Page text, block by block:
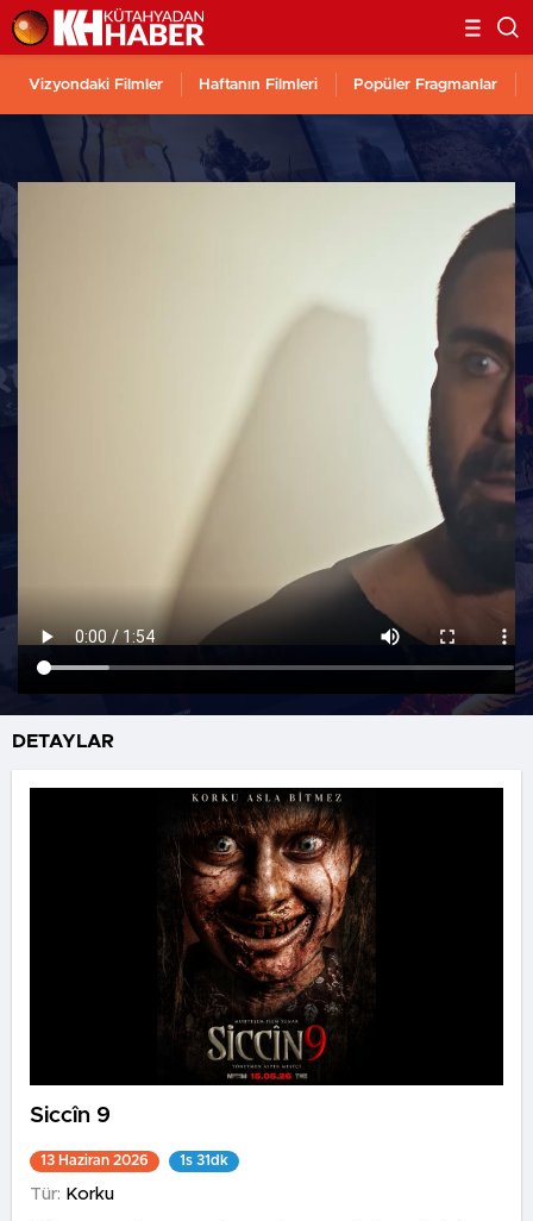
Vizyondaki Filmler Haftanın Filmleri Popüler Fragmanlar
DETAYLAR
Siccîn 9
13 Haziran 2026 1s 31dk
Tür: Korku